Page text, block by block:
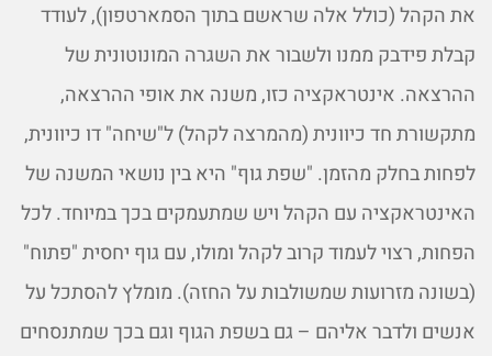
את הקהל (כולל אלה שראשם בתוך הסמארטפון), לעודד
קבלת פידבק ממנו ולשבור את השגרה המונוטונית של
ההרצאה. אינטראקציה כזו, משנה את אופי ההרצאה,
מתקשורת חד כיוונית (מהמרצה לקהל) ל"שיחה" דו כיוונית,
לפחות בחלק מהזמן. "שפת גוף" היא בין נושאי המשנה של
האינטראקציה עם הקהל ויש שמתעמקים בכך במיוחד. לכל
הפחות, רצוי לעמוד קרוב לקהל ומולו, עם גוף יחסית "פתוח"
(בשונה מזרועות שמשולבות על החזה). מומלץ להסתכל על
אנשים ולדבר אליהם – גם בשפת הגוף וגם בכך שמתנסחים